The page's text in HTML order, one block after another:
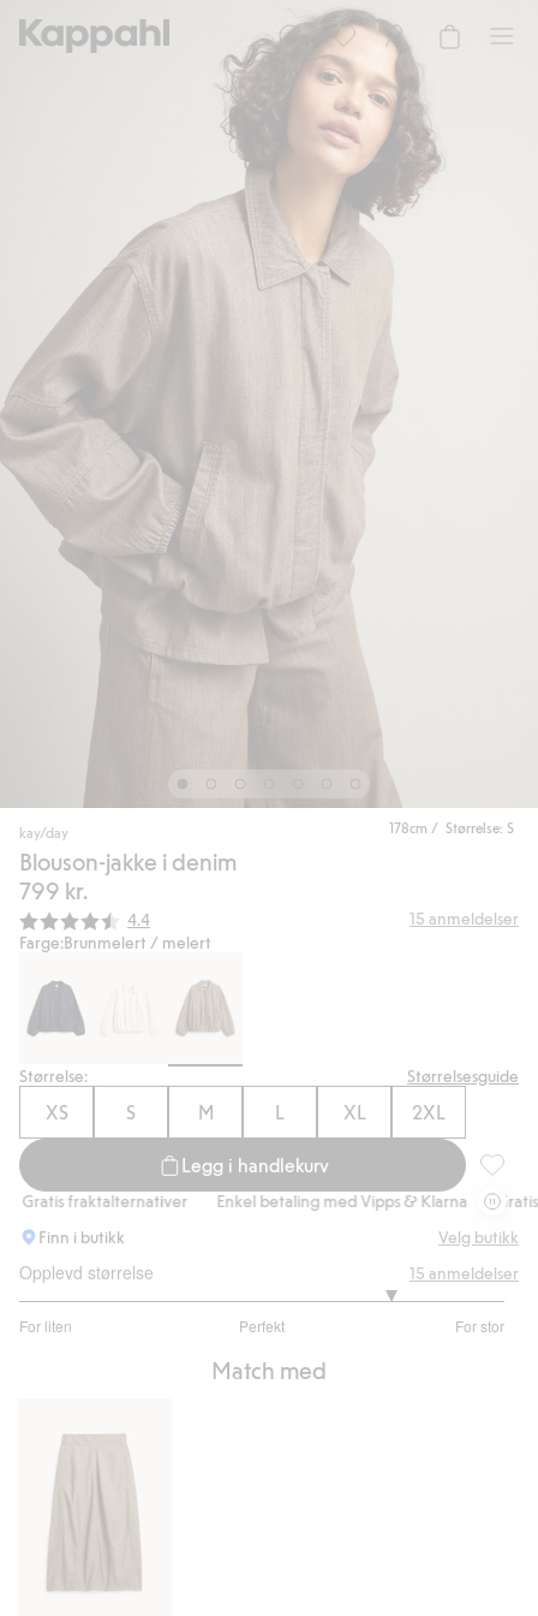
178cm / Størrelse: S
kay/day
Blouson-jakke i denim
799 kr.
Gjennomsnittskarakter:
4.4 15 anmeldelser
Farge:Brunmelert / melert
Størrelse: Størrelsesguide
XS S M L XL 2XL
Legg i handlekurv
fraktalternativer Enkel betaling med Vipps & Klarna
Gratis
Finn i butikk
Velg butikk
Opplevd størrelse
For liten Perfekt For stor
av
stemmer
15 anmeldelser
Match med